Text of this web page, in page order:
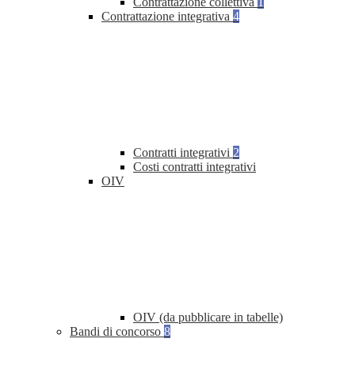
Contrattazione integrativa 4
Contratti integrativi 2
Costi contratti integrativi
OIV
OIV (da pubblicare in tabelle)
Bandi di concorso 8